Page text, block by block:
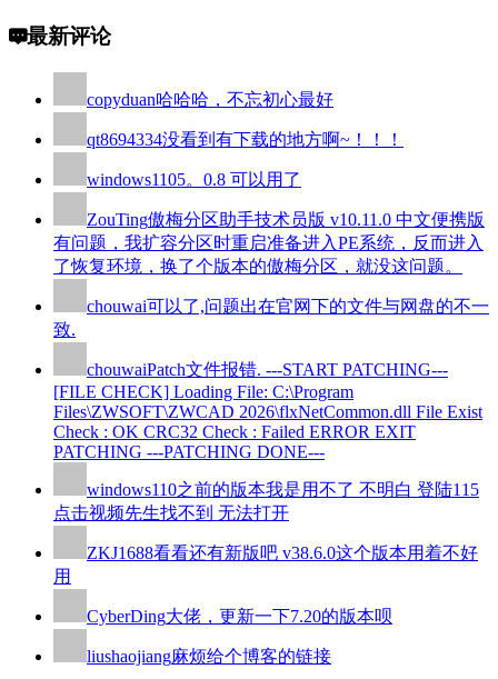
最新评论
copyduan哈哈哈，不忘初心最好
qt8694334没看到有下载的地方啊~！！！
windows1105。0.8 可以用了
ZouTing傲梅分区助手技术员版 v10.11.0 中文便携版
有问题，我扩容分区时重启准备进入PE系统，反而进入
了恢复环境，换了个版本的傲梅分区，就没这问题。
chouwai可以了,问题出在官网下的文件与网盘的不一
致.
chouwaiPatch文件报错. ---START PATCHING---
[FILE CHECK] Loading File: C:\Program
Files\ZWSOFT\ZWCAD 2026\flxNetCommon.dll File Exist
Check : OK CRC32 Check : Failed ERROR EXIT
PATCHING ---PATCHING DONE---
windows110之前的版本我是用不了 不明白 登陆115
点击视频先生找不到 无法打开
ZKJ1688看看还有新版吧 v38.6.0这个版本用着不好
用
CyberDing大佬，更新一下7.20的版本呗
liushaojiang麻烦给个博客的链接